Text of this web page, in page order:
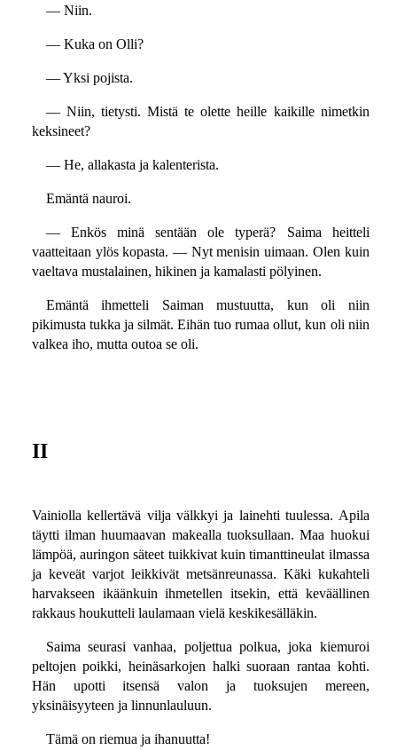
— Niin.
— Kuka on Olli?
— Yksi pojista.
— Niin, tietysti. Mistä te olette heille kaikille nimetkin
keksineet?
— He, allakasta ja kalenterista.
Emäntä nauroi.
— Enkös minä sentään ole typerä? Saima heitteli
vaatteitaan ylös kopasta. — Nyt menisin uimaan. Olen kuin
vaeltava mustalainen, hikinen ja kamalasti pölyinen.
Emäntä ihmetteli Saiman mustuutta, kun oli niin
pikimusta tukka ja silmät. Eihän tuo rumaa ollut, kun oli niin
valkea iho, mutta outoa se oli.
II
Vainiolla kellertävä vilja välkkyi ja lainehti tuulessa. Apila
täytti ilman huumaavan makealla tuoksullaan. Maa huokui
lämpöä, auringon säteet tuikkivat kuin timanttineulat ilmassa
ja keveät varjot leikkivät metsänreunassa. Käki kukahteli
harvakseen ikäänkuin ihmetellen itsekin, että keväällinen
rakkaus houkutteli laulamaan vielä keskikesälläkin.
Saima seurasi vanhaa, poljettua polkua, joka kiemuroi
peltojen poikki, heinäsarkojen halki suoraan rantaa kohti.
Hän upotti itsensä valon ja tuoksujen mereen,
yksinäisyyteen ja linnunlauluun.
Tämä on riemua ja ihanuutta!